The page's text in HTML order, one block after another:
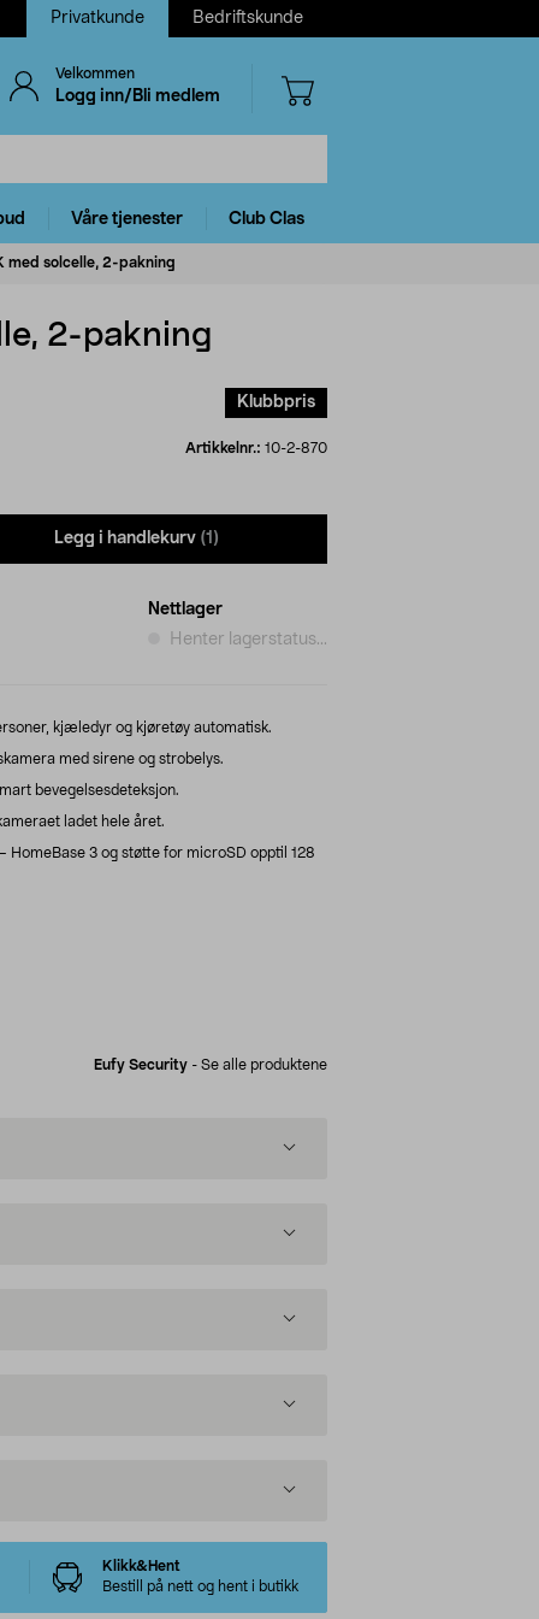
Privatkunde Bedriftskunde
Velkommen
Logg inn/Bli medlem
Våre tjenester Club Clas
med solcelle, 2-pakning
2-pakning
Klubbpris
Artikkelnr.: 10-2-870
Legg i handlekurv (1)
Nettlager
Henter lagerstatus...
kjæledyr og kjøretøy automatisk.
med sirene og strobelys.
bevegelsesdeteksjon.
ladet hele året.
HomeBase 3 og støtte for microSD opptil 128
Eufy Security - Se alle produktene
Klikk&Hent
Bestill på nett og hent i butikk